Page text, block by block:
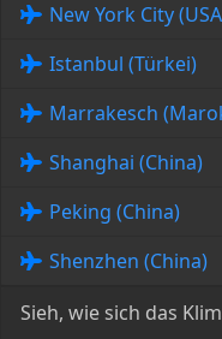
New York City
Istanbul (Türkei)
Marrakesch
Shanghai (China)
Peking (China)
Shenzhen (China)
Sieh, wie sich das